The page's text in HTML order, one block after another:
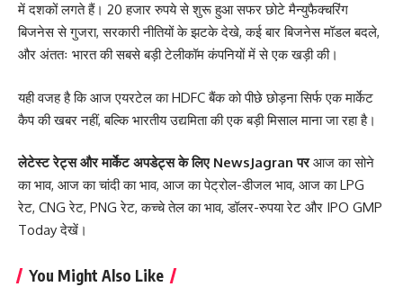
में दशकों लगते हैं। 20 हजार रुपये से शुरू हुआ सफर छोटे मैन्युफैक्चरिंग
बिजनेस से गुजरा, सरकारी नीतियों के झटके देखे, कई बार बिजनेस मॉडल बदले,
और अंततः भारत की सबसे बड़ी टेलीकॉम कंपनियों में से एक खड़ी की।
यही वजह है कि आज एयरटेल का HDFC बैंक को पीछे छोड़ना सिर्फ एक मार्केट
कैप की खबर नहीं, बल्कि भारतीय उद्यमिता की एक बड़ी मिसाल माना जा रहा है।
लेटेस्ट रेट्स और मार्केट अपडेट्स के लिए NewsJagran पर आज का सोने
का भाव, आज का चांदी का भाव, आज का पेट्रोल-डीजल भाव, आज का LPG
रेट, CNG रेट, PNG रेट,कच्चे तेल का भाव,डॉलर-रुपया रेट और IPO GMP
Todayदेखें।
You Might Also Like